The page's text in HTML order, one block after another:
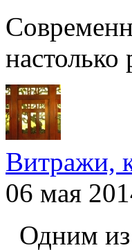
настолько
Витражи,
06 мая
Одним